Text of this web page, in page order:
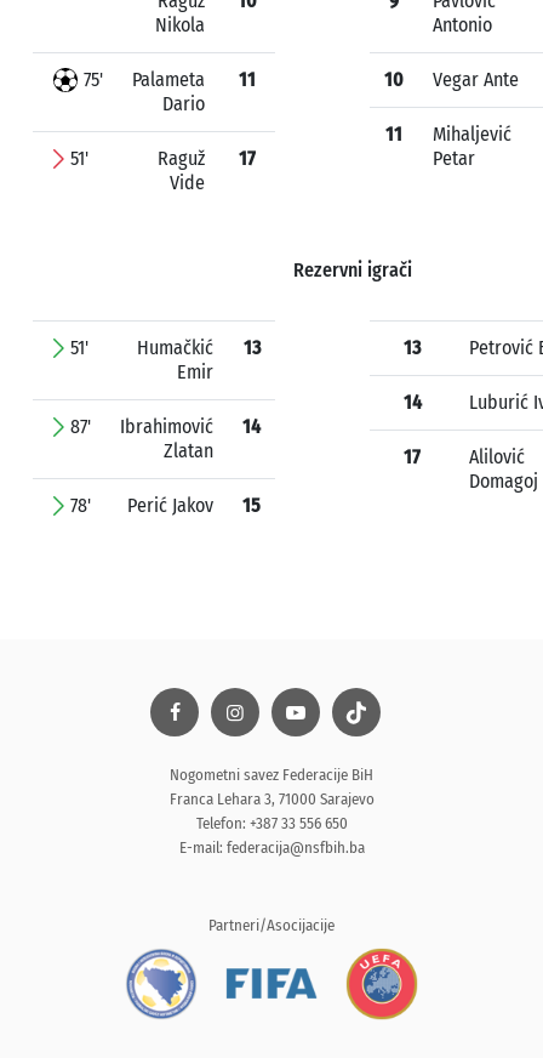
Nikola
75'
Palameta
Dario
11
51'
Raguž
Vide
17
Antonio
10 Vegar Ante
11
Mihaljević
Petar
Rezervni igrači
51'
Humačkić
Emir
13
87'
Ibrahimović
Zlatan
14
78' Perić Jakov 15
13 Petrović
14 Luburić
17
Alilović
Domagoj
Nogometni savez Federacije BiH
Franca Lehara 3, 71000 Sarajevo
Telefon: +387 33 556 650
E-mail: federacija@nsfbih.ba
Partneri/Asocijacije